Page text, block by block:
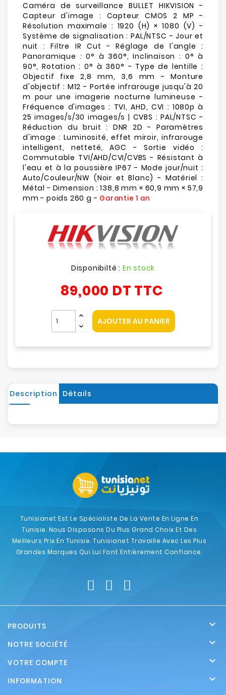
Caméra de surveillance BULLET HIKVISION -
Capteur d'image : Capteur CMOS 2 MP -
Résolution maximale : 1920 (H) × 1080 (V) -
Système de signalisation : PAL/NTSC - Jour et
nuit : Filtre IR Cut - Réglage de l'angle :
Panoramique : 0° à 360°, Inclinaison : 0° à
90°, Rotation : 0° à 360° - Type de lentille :
Objectif fixe 2,8 mm, 3,6 mm - Monture
d'objectif : M12 - Portée infrarouge jusqu'à 20
m pour une imagerie nocturne lumineuse -
Fréquence d'images : TVI, AHD, CVI : 1080p à
25 images/s/30 images/s | CVBS : PAL/NTSC -
Réduction du bruit : DNR 2D - Paramètres
d'image : Luminosité, effet miroir, infrarouge
intelligent, netteté, AGC - Sortie vidéo :
Commutable TVI/AHD/CVI/CVBS - Résistant à
l'eau et à la poussière IP67 - Mode jour/nuit :
Auto/Couleur/NW (Noir et Blanc) - Matériel :
Métal - Dimension : 138,8 mm × 60,9 mm × 57,9
mm - poids 260 g - Garantie 1 an
Disponibilté : En stock
89,000 DT TTC
AJOUTER AU PANIER
Description Détails
Tunisianet Est Le Spécialiste De La Vente En Ligne En
Tunisie. Nous Disposons Du Plus Grand Choix Et Des
Meilleurs Prix En Tunisie. Tunisianet Travaille Avec Les Plus
Grandes Marques Qui Lui Font Entièrement Confiance.
PRODUITS 
NOTRE SOCIÉTÉ 
VOTRE COMPTE 
INFORMATION 